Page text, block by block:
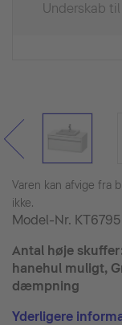
Underskab
Varen kan afvige fra
ikke.
Model-Nr. KT6795
Antal høje
hanehul muligt,
dæmpning
Yderligere